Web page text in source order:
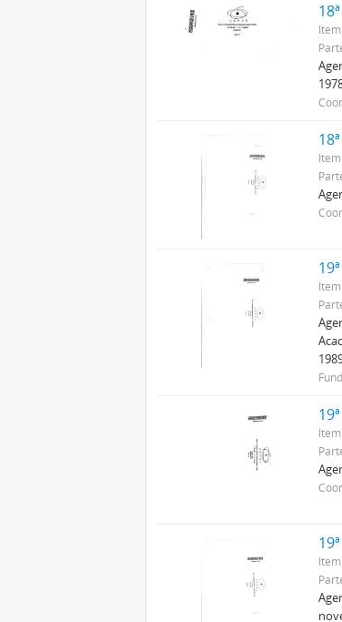
Item
Item
Item
Item
Item